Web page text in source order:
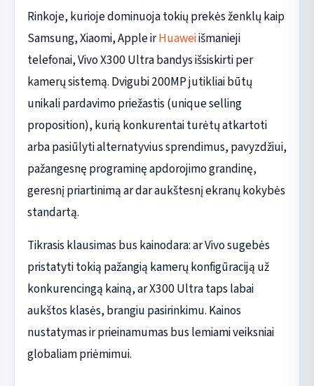
Rinkoje, kurioje dominuoja tokių prekės ženklų kaip
Samsung, Xiaomi, Apple irHuaweiišmanieji
telefonai, Vivo X300 Ultra bandys išsiskirti per
kamerų sistemą. Dvigubi 200MP jutikliai būtų
unikali pardavimo priežastis (unique selling
proposition), kurią konkurentai turėtų atkartoti
arba pasiūlyti alternatyvius sprendimus, pavyzdžiui,
pažangesnę programinę apdorojimo grandinę,
geresnį priartinimą ar dar aukštesnį ekranų kokybės
standartą.
Tikrasis klausimas bus kainodara: ar Vivo sugebės
pristatyti tokią pažangią kamerų konfigūraciją už
konkurencingą kainą, ar X300 Ultra taps labai
aukštos klasės, brangiu pasirinkimu. Kainos
nustatymas ir prieinamumas bus lemiami veiksniai
globaliam priėmimui.